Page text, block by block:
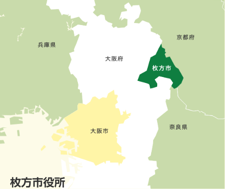
枚方市役所